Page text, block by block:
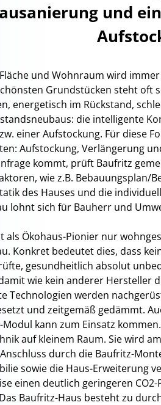
und
und Wohnraum wird
Grundstücken steht oft
energetisch im Rückstand,
die intelligente
einer Aufstockung. Für diese
Aufstockung, Verlängerung
kommt, prüft Baufritz
wie z.B. Bebauungsplan/
des Hauses und die
lohnt sich für Bauherr und
als Ökohaus-Pionier nur
Konkret bedeutet dies, dass
gesundheitlich absolut
wie kein anderer Hersteller
Technologien werden
und zeitgemäß gedämmt.
Modul kann zum Einsatz
auf kleinem Raum. Sie wird
durch die Baufritz-
sowie die Haus-Erweiterung
einen deutlich geringeren
Baufritz-Haus besteht zu